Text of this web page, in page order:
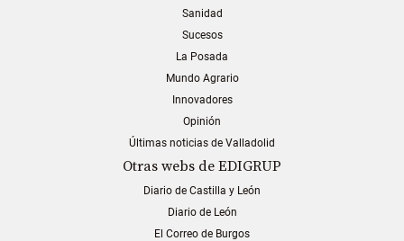
Sanidad
Sucesos
La Posada
Mundo Agrario
Innovadores
Opinión
Últimas noticias de Valladolid
Otras webs de EDIGRUP
Diario de Castilla y León
Diario de León
El Correo de Burgos